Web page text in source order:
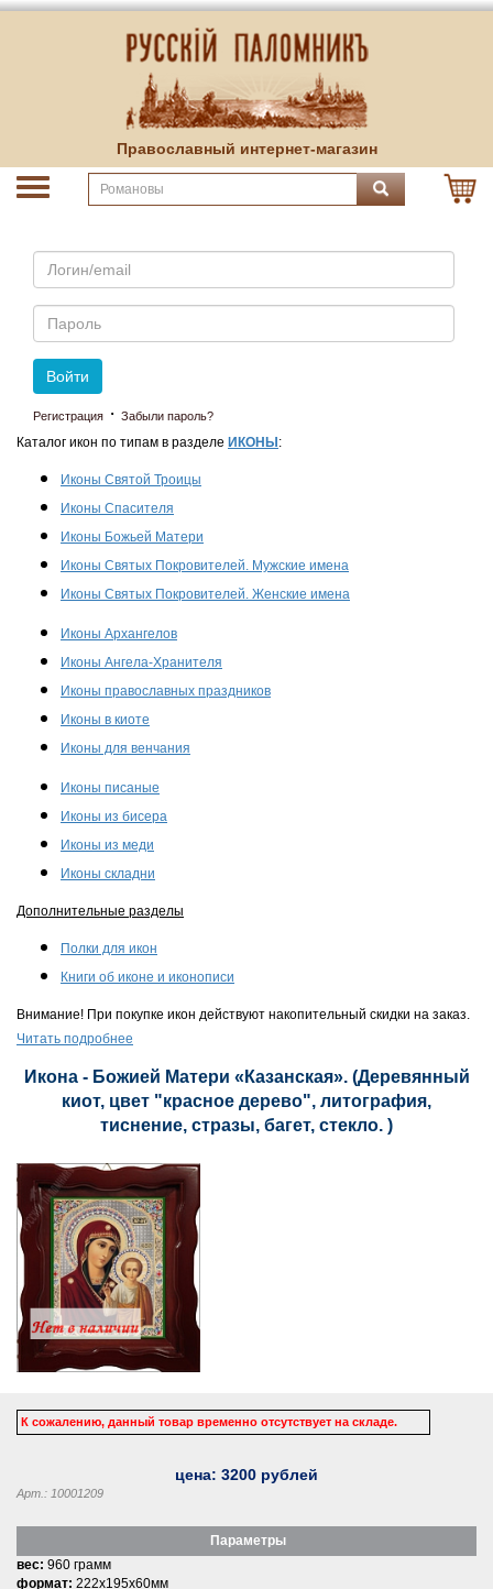
Православный интернет-магазин
Email
Пароль
Войти
Регистрация · Забыли пароль?
Каталог икон по типам в разделе ИКОНЫ :
Иконы Святой Троицы
Иконы Спасителя
Иконы Божьей Матери
Иконы Святых Покровителей. Мужские имена
Иконы Святых Покровителей. Женские имена
Иконы Архангелов
Иконы Ангела-Хранителя
Иконы православных праздников
Иконы в киоте
Иконы для венчания
Иконы писаные
Иконы из бисера
Иконы из меди
Иконы складни
Дополнительные разделы
Полки для икон
Книги об иконе и иконописи
Внимание! При покупке икон действуют накопительный скидки на заказ.
Читать подробнее
Икона - Божией Матери «Казанская». (Деревянный
киот, цвет "красное дерево", литография,
тиснение, стразы, багет, стекло. )
К сожалению, данный товар временно отсутствует на складе.
цена: 3200 рублей
Арт.: 10001209
Параметры
вес: 960 грамм
формат: 222x195x60мм